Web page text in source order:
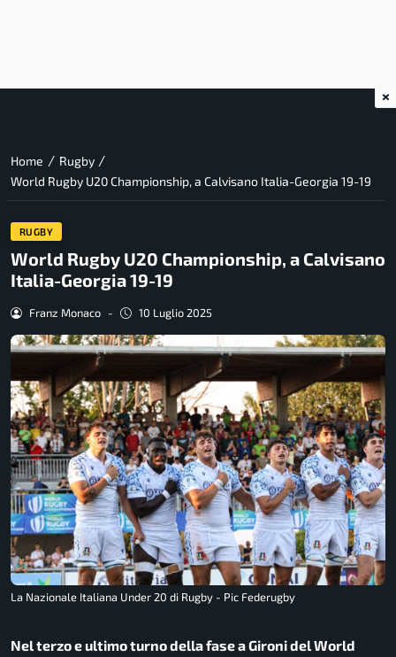
Home / Rugby /
World Rugby U20 Championship, a Calvisano Italia-Georgia 19-19
RUGBY
World Rugby U20 Championship, a Calvisano
Italia-Georgia 19-19
Franz Monaco - 10 Luglio 2025
La Nazionale Italiana Under 20 di Rugby - Pic Federugby
Nel terzo e ultimo turno della fase a Gironi del World
×